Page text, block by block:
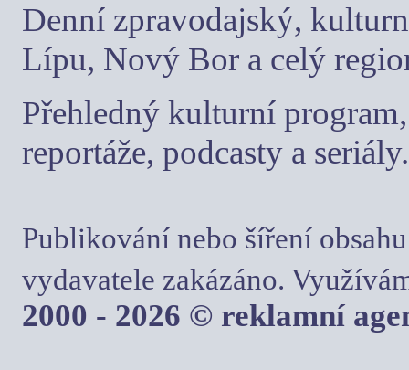
Denní zpravodajský,
Lípu, Nový Bor a celý
Přehledný kulturní
reportáže, podcasty a seriály.
Publikování nebo šíření
vydavatele zakázáno.
2000 - 2026 © reklamní